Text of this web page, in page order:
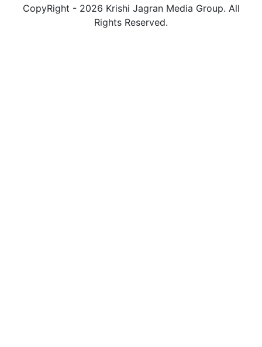
CopyRight - 2026 Krishi Jagran Media Group. All
Rights Reserved.